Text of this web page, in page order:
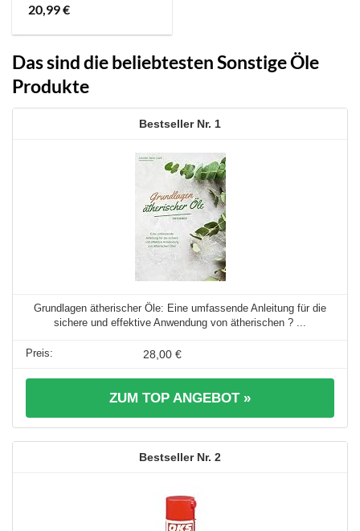
20,99€
Das sind die beliebtesten Sonstige Öle
Produkte
1
Grundlagen ätherischer Öle: Eine umfassende Anleitung für die
sichere und effektive Anwendung von ätherischen ? ...
28,00 €
ZUM TOP ANGEBOT »
2